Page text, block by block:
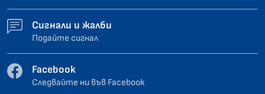
Сигнали и жалби
Подайте сигнал
Facebook
Следвайте ни във Facebook